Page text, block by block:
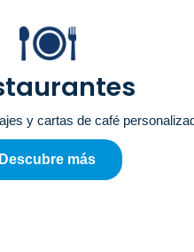
y cartas de café
Descubre más